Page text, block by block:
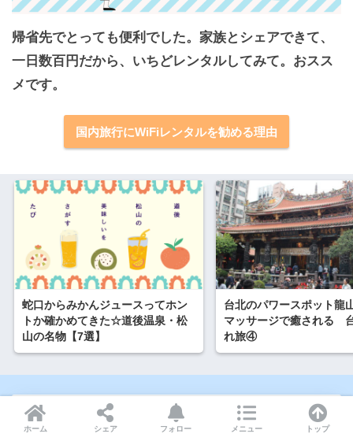
帰省先でとっても便利でした。家族とシェアできて、
一日数百円だから、いちどレンタルしてみて。おスス
メです。
国内旅行にWiFiレンタルを勧める理由
蛇口からみかんジュースってホン
トか確かめてきた☆道後温泉・松
山の名物【7選】
台北のパワースポット龍
マッサージで癒される
れ旅④
この記事を書いた人
ホーム シェア フォロー メニュー トップ